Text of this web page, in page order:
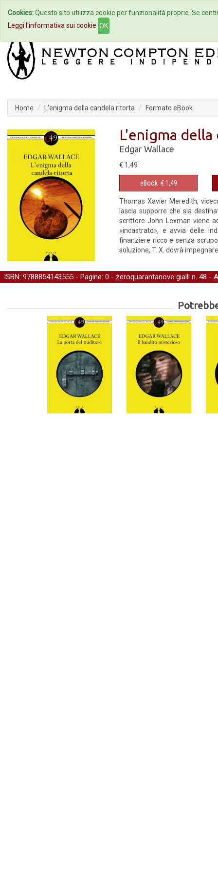
Home Autori Eventi
Home L'enigma della candela ritorta Formato eBook
L'enigma
Edgar Wallace
€ 1,49
eBook € 1,49
Thomas Xavier Meredith,
lascia supporre che sia
scrittore John Lexman viene
«incastrato», e avvia delle
finanziere ricco e senza
soluzione, T. X. dovrà
ISBN: 9788854143555 - Pagine: 0 - zeroquarantanove gialli n. 48 -
Cookies:Questo sito utilizza cookie per funzionalità proprie. Se
Leggi l'informativa sui cookie OK